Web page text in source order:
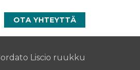
OTA YHTEYTTÄ
Liscio ruukku